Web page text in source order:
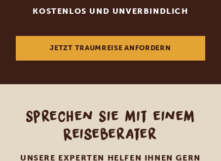
KOSTENLOS UND UNVERBINDLICH
JETZT TRAUMREISE ANFORDERN
Sprechen Sie mit einem
Reiseberater
UNSERE EXPERTEN HELFEN IHNEN GERN